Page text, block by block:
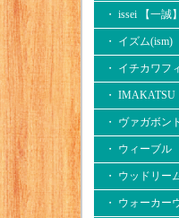
・ issei 【一誠】
・ イズム(ism)
・ イチカワフ
・ IMAKATSU
・ ヴァガボン
・ ウィーブル
・ ウッドリー
・ ウォーカー